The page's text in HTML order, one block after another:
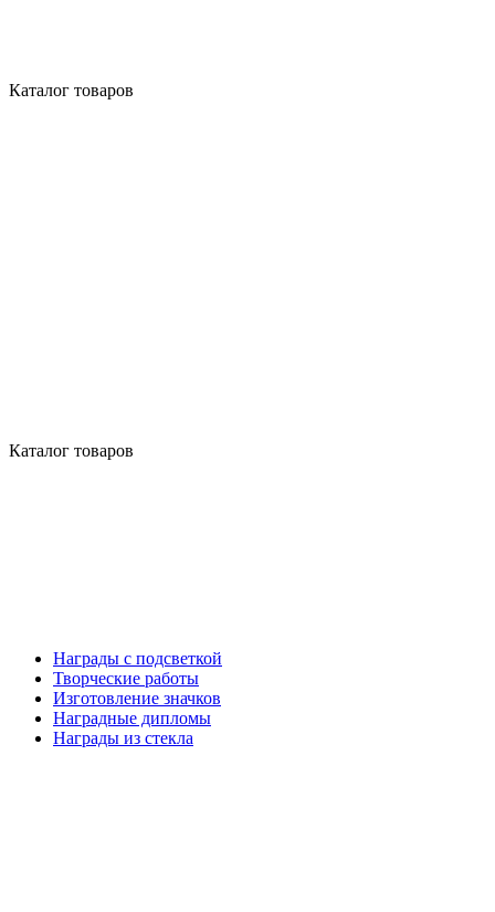
Каталог товаров
Каталог товаров
Награды с подсветкой
Творческие работы
Изготовление значков
Наградные дипломы
Награды из стекла